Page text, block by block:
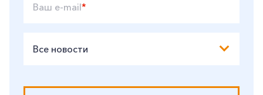
Ваш e-mail*
Все новости